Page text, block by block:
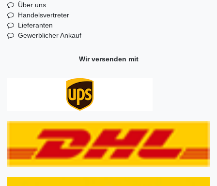
Über uns
Handelsvertreter
Lieferanten
Gewerblicher Ankauf
Wir versenden mit